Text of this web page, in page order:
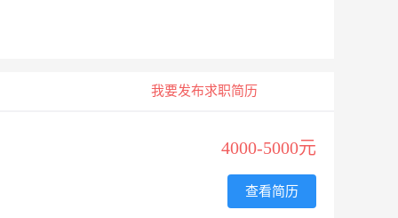
我要发布求职简历
4000-5000元
查看简历